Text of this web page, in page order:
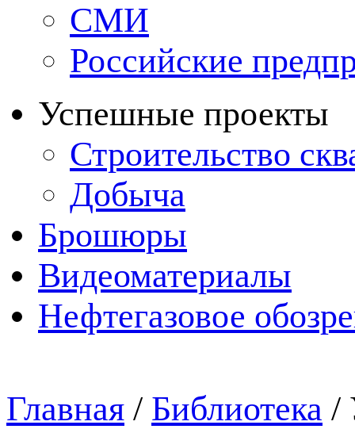
СМИ
Российские
Успешные проекты
Строительство
Добыча
Брошюры
Видеоматериалы
Нефтегазовое
Главная / Библиотека /